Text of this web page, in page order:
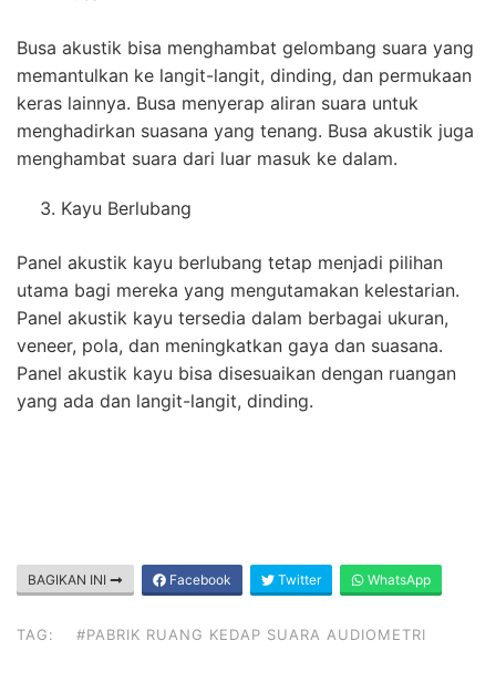
Busa akustik bisa menghambat gelombang suara yang
memantulkan ke langit-langit, dinding, dan permukaan
keras lainnya. Busa menyerap aliran suara untuk
menghadirkan suasana yang tenang. Busa akustik juga
menghambat suara dari luar masuk ke dalam.
Kayu Berlubang
Panel akustik kayu berlubang tetap menjadi pilihan
utama bagi mereka yang mengutamakan kelestarian.
Panel akustik kayu tersedia dalam berbagai ukuran,
veneer, pola, dan meningkatkan gaya dan suasana.
Panel akustik kayu bisa disesuaikan dengan ruangan
yang ada dan langit-langit, dinding.
BAGIKAN INI Facebook Twitter WhatsApp
TAG: #PABRIK RUANG KEDAP SUARA AUDIOMETRI